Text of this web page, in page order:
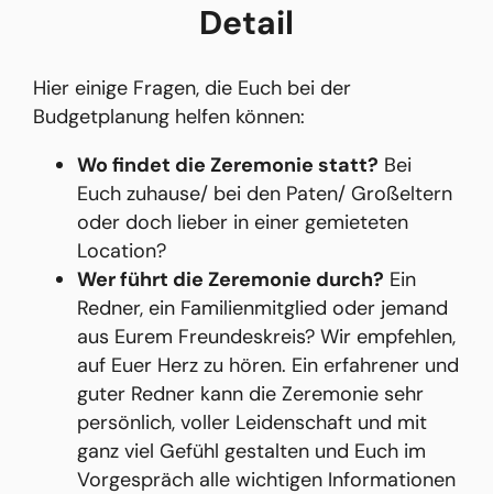
Detail
Hier einige Fragen, die Euch bei der
Budgetplanung helfen können:
Wo findet die Zeremonie statt? Bei
Euch zuhause/ bei den Paten/ Großeltern
oder doch lieber in einer gemieteten
Location?
Wer führt die Zeremonie durch? Ein
Redner, ein Familienmitglied oder jemand
aus Eurem Freundeskreis? Wir empfehlen,
auf Euer Herz zu hören. Ein erfahrener und
guter Redner kann die Zeremonie sehr
persönlich, voller Leidenschaft und mit
ganz viel Gefühl gestalten und Euch im
Vorgespräch alle wichtigen Informationen